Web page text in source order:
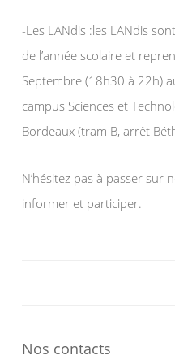
-Les LANdis :les LANdis
de l’année scolaire et
Septembre (18h30 à 22h)
campus Sciences et
Bordeaux (tram B, arrêt
N’hésitez pas à passer sur
informer et participer.
Nos contacts